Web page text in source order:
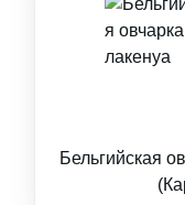
Бельгийская